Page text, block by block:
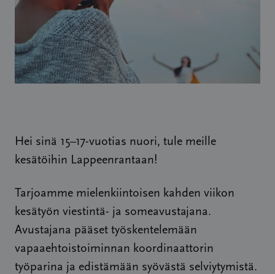
Hei sinä 15–17-vuotias nuori, tule meille
kesätöihin Lappeenrantaan!
Tarjoamme mielenkiintoisen kahden viikon
kesätyön viestintä- ja someavustajana.
Avustajana pääset työskentelemään
vapaaehtoistoiminnan koordinaattorin
työparina ja edistämään syövästä selviytymistä.